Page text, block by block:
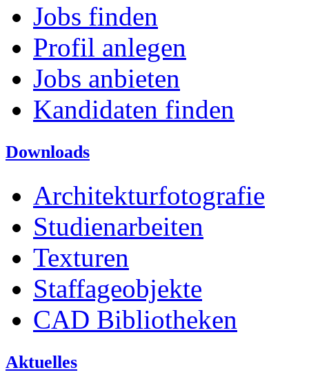
Jobs finden
Profil anlegen
Jobs anbieten
Kandidaten finden
Downloads
Architekturfotografie
Studienarbeiten
Texturen
Staffageobjekte
CAD Bibliotheken
Aktuelles